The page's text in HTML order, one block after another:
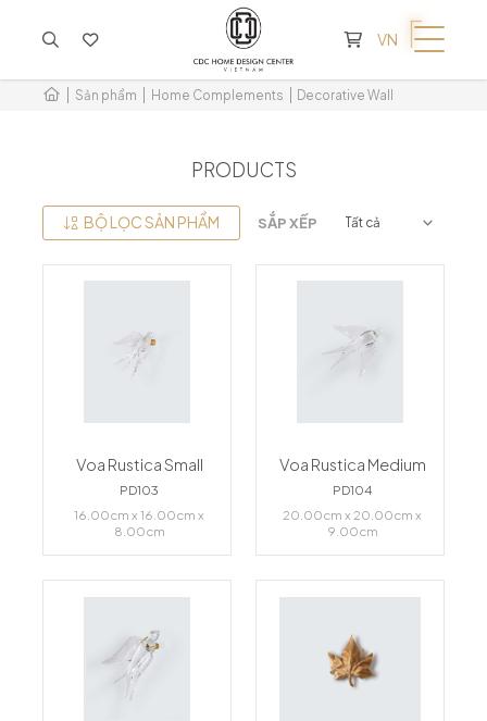
KHÔNG CÓ SẢN PHẨM TRONG GIỎ HÀNG
VN
Sản phẩm Home Complements Decorative Wall
PRODUCTS
BỘ LỌC SẢN PHẨM SẮP XẾP
Voa Rustica Small
PD103
16.00cm x 16.00cm x
8.00cm
Voa Rustica Medium
PD104
20.00cm x 20.00cm x
9.00cm